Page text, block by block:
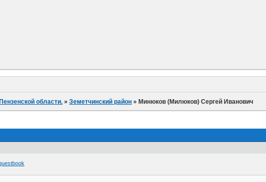
области. »Земетчинский район » Минюков (Милюков) Сергей Иванович